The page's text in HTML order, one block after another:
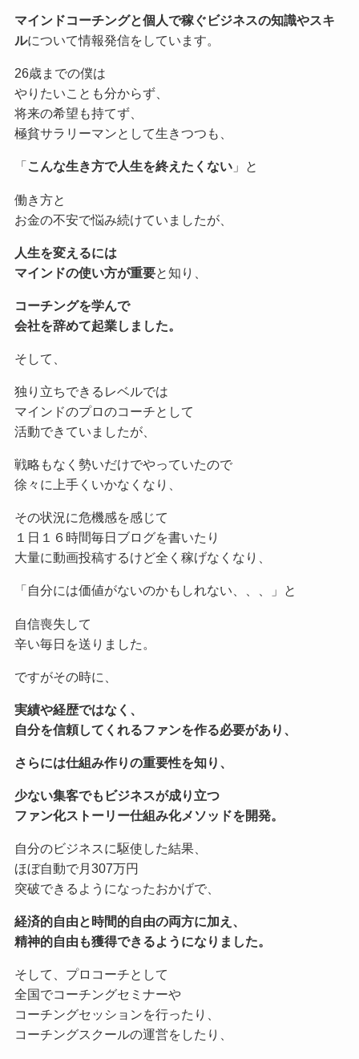
マインドコーチングと個人で稼ぐビジネスの知識やスキ
ルについて情報発信をしています。
26歳までの僕は
やりたいことも分からず、
将来の希望も持てず、
極貧サラリーマンとして生きつつも、
「 こんな生き方で人生を終えたくない」と
働き方と
お金の不安で悩み続けていましたが、
人生を変えるには
マインドの使い方が重要と知り、
コーチングを学んで
会社を辞めて起業しました。
そして、
独り立ちできるレベルでは
マインドのプロのコーチとして
活動できていましたが、
戦略もなく勢いだけでやっていたので
徐々に上手くいかなくなり、
その状況に危機感を感じて
１日１６時間毎日ブログを書いたり
大量に動画投稿するけど全く稼げなくなり、
「自分には価値がないのかもしれない、、、」と
自信喪失して
辛い毎日を送りました。
ですがその時に、
実績や経歴ではなく、
自分を信頼してくれるファンを作る必要があり、
さらには仕組み作りの重要性を知り、
少ない集客でもビジネスが成り立つ
ファン化ストーリー仕組み化メソッドを開発。
自分のビジネスに駆使した結果、
ほぼ自動で月307万円
突破できるようになったおかげで、
経済的自由と時間的自由の両方に加え、
精神的自由も獲得できるようになりました。
そして、プロコーチとして
全国でコーチングセミナーや
コーチングセッションを行ったり、
コーチングスクールの運営をしたり、